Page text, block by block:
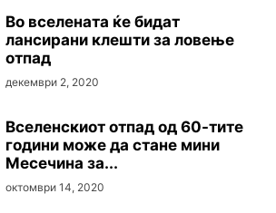
Во вселената ќе бидат
лансирани клешти за ловење
отпад
декември 2, 2020
Вселенскиот отпад од 60-тите
години може да стане мини
Месечина за...
октомври 14, 2020